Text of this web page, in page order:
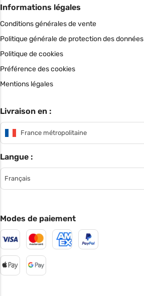
Informations légales
Conditions générales de vente
Politique générale de protection des données
Politique de cookies
Préférence des cookies
Mentions légales
Livraison en :
France métropolitaine
Langue :
Français
Modes de paiement